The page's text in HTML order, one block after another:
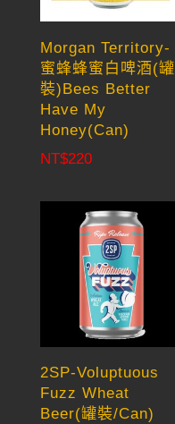
Morgan Territory-
蜜蜂蜂蜜白啤酒(罐
裝)Bees Better
Have My
Honey(Can)
NT$220
2SP-Voluptuous
Fuzz Wheat
Beer(罐裝/Can)